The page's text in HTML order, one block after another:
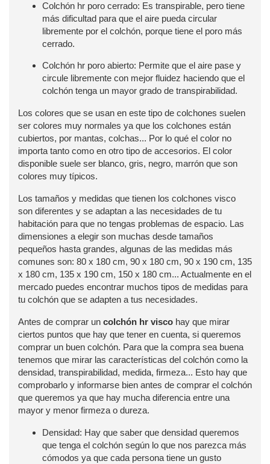
Colchón hr poro cerrado: Es transpirable, pero tiene
más dificultad para que el aire pueda circular
libremente por el colchón, porque tiene el poro más
cerrado.
Colchón hr poro abierto: Permite que el aire pase y
circule libremente con mejor fluidez haciendo que el
colchón tenga un mayor grado de transpirabilidad.
Los colores que se usan en este tipo de colchones suelen
ser colores muy normales ya que los colchones están
cubiertos, por mantas, colchas... Por lo qué el color no
importa tanto como en otro tipo de accesorios. El color
disponible suele ser blanco, gris, negro, marrón que son
colores muy típicos.
Los tamaños y medidas que tienen los colchones visco
son diferentes y se adaptan a las necesidades de tu
habitación para que no tengas problemas de espacio. Las
dimensiones a elegir son muchas desde tamaños
pequeños hasta grandes, algunas de las medidas más
comunes son: 80 x 180 cm, 90 x 180 cm, 90 x 190 cm, 135
x 180 cm, 135 x 190 cm, 150 x 180 cm... Actualmente en el
mercado puedes encontrar muchos tipos de medidas para
tu colchón que se adapten a tus necesidades.
Antes de comprar un colchón hr visco hay que mirar
ciertos puntos que hay que tener en cuenta, si queremos
comprar un buen colchón. Para que la compra sea buena
tenemos que mirar las características del colchón como la
densidad, transpirabilidad, medida, firmeza... Esto hay que
comprobarlo y informarse bien antes de comprar el colchón
que queremos ya que hay mucha diferencia entre una
mayor y menor firmeza o dureza.
Densidad: Hay que saber que densidad queremos
que tenga el colchón según lo que nos parezca más
cómodos ya que cada persona tiene un gusto